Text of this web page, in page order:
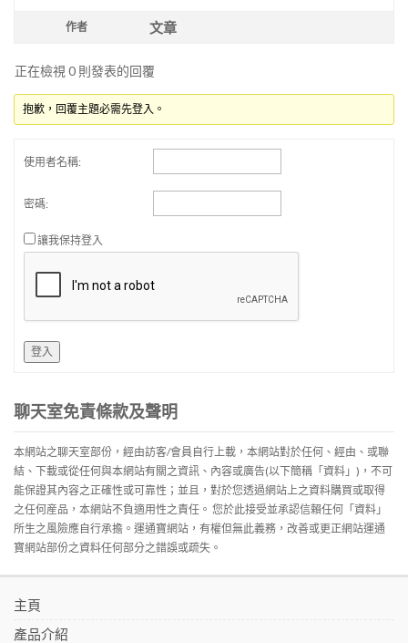
作者 文章
正在檢視 0 則發表的回覆
抱歉，回覆主題必需先登入。
使用者名稱:
密碼:
讓我保持登入
登入
聊天室免責條款及聲明
本網站之聊天室部份，經由訪客/會員自行上載，本網站對於任何、經由、或聯
結、下載或從任何與本網站有關之資訊、內容或廣告(以下簡稱「資料」)，不可
能保證其內容之正確性或可靠性；並且，對於您透過網站上之資料購買或取得
之任何産品，本網站不負適用性之責任。 您於此接受並承認信賴任何「資料」
所生之風險應自行承擔。運通寶網站，有權但無此義務，改善或更正網站運通
寶網站部份之資料任何部分之錯誤或疏失。
主頁
產品介紹